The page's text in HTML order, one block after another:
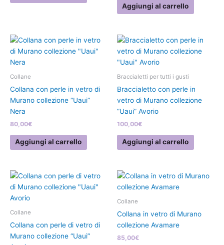
Aggiungi al carrello
Collane
Collana con perle in vetro di
Murano collezione “Uaui”
Nera
80,00€
Aggiungi al carrello
Braccialetti per tutti i gusti
Braccialetto con perle in
vetro di Murano collezione
“Uaui” Avorio
100,00€
Aggiungi al carrello
Collane
Collana con perle di vetro di
Murano collezione “Uaui”
Collane
Collana in vetro di Murano
collezione Avamare
85,00€